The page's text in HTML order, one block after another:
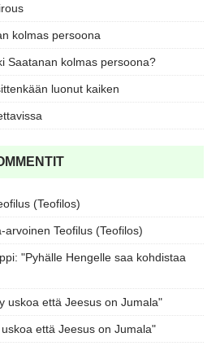
kolmas persoona
Saatanan kolmas persoona?
luonut kaiken
(Teofilos)
arvoinen Teofilus (Teofilos)
"Pyhälle Hengelle saa kohdistaa
uskoa että Jeesus on Jumala"
että Jeesus on Jumala"